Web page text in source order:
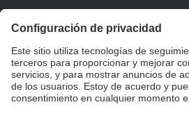
Lista Redes Sociales